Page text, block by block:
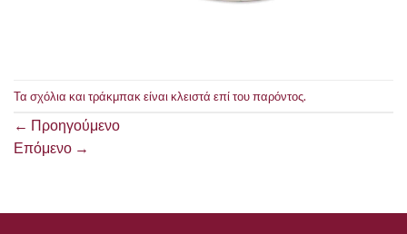
Τα σχόλια και τράκμπακ είναι κλειστά επί του παρόντος.
← Προηγούμενο
Επόμενο →